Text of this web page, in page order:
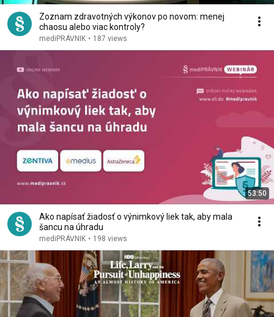
Zoznam zdravotných výkonov po novom: menej
chaosu alebo viac kontroly?
mediPRÁVNIK • 187 views
53:50
Ako napísať žiadosť o výnimkový liek tak, aby mala
šancu na úhradu
mediPRÁVNIK • 198 views